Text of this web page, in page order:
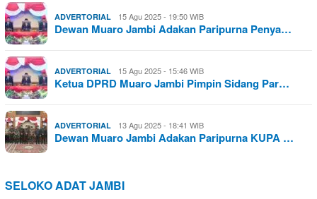
ADVERTORIAL 15 Agu 2025 - 19:50 WIB
Dewan Muaro Jambi Adakan Paripurna Penya…
ADVERTORIAL 15 Agu 2025 - 15:46 WIB
Ketua DPRD Muaro Jambi Pimpin Sidang Par…
ADVERTORIAL 13 Agu 2025 - 18:41 WIB
Dewan Muaro Jambi Adakan Paripurna KUPA …
SELOKO ADAT JAMBI